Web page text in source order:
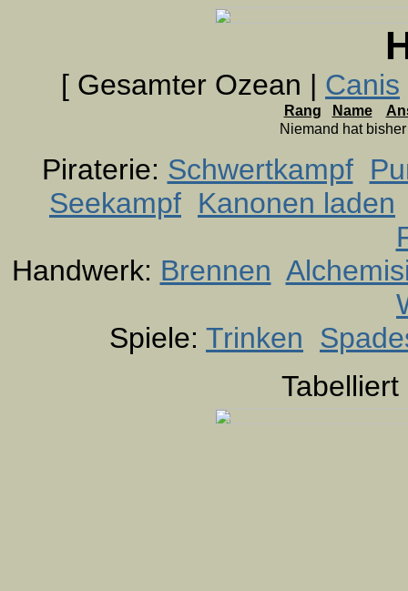
[ Gesamter Ozean | Canis
Rang Name
Niemand hat
Piraterie: Schwertkampf
Seekampf Kanonen laden
Handwerk: Brennen
Spiele: Trinken